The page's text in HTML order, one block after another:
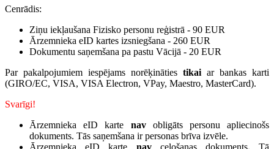
Cenrādis:
Ziņu iekļaušana Fizisko personu reģistrā - 90 EUR
Ārzemnieka eID kartes izsniegšana - 260 EUR
Dokumentu saņemšana pa pastu Vācijā - 20 EUR
Par pakalpojumiem iespējams norēķināties tikai ar bankas karti
(GIRO/EC, VISA, VISA Electron, VPay, Maestro, MasterCard).
Svarīgi!
Ārzemnieka eID karte navobligāts personu apliecinošs
dokuments. Tās saņemšana ir personas brīva izvēle.
Ārzemnieka eID karte navceļošanas dokuments. Tā